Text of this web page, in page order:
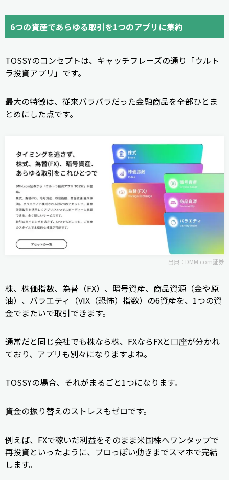
6つの資産であらゆる取引を1つのアプリに集約
TOSSYのコンセプトは、キャッチフレーズの通り「ウルト
ラ投資アプリ」です。
最大の特徴は、従来バラバラだった金融商品を全部ひとま
とめにした点です。
出典： DMM.com証券
株、株価指数、為替（FX）、暗号資産、商品資源（金や原
油）、バラエティ（VIX（恐怖）指数）の6資産を、1つの資
金でまたいで取引できます。
通常だと同じ会社でも株なら株、FXならFXと口座が分かれ
ており、アプリも別々になりますよね。
TOSSYの場合、それがまるごと1つになります。
資金の振り替えのストレスもゼロです。
例えば、FXで稼いだ利益をそのまま米国株へワンタップで
再投資といったように、プロっぽい動きまでスマホで完結
します。